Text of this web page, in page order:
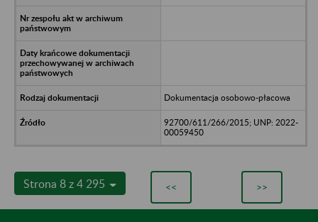
Dokumentacja osobowo-płacowa
92700/611/266/2015; UNP: 2022-
00059450
Strona 8 z 4 295 << >>